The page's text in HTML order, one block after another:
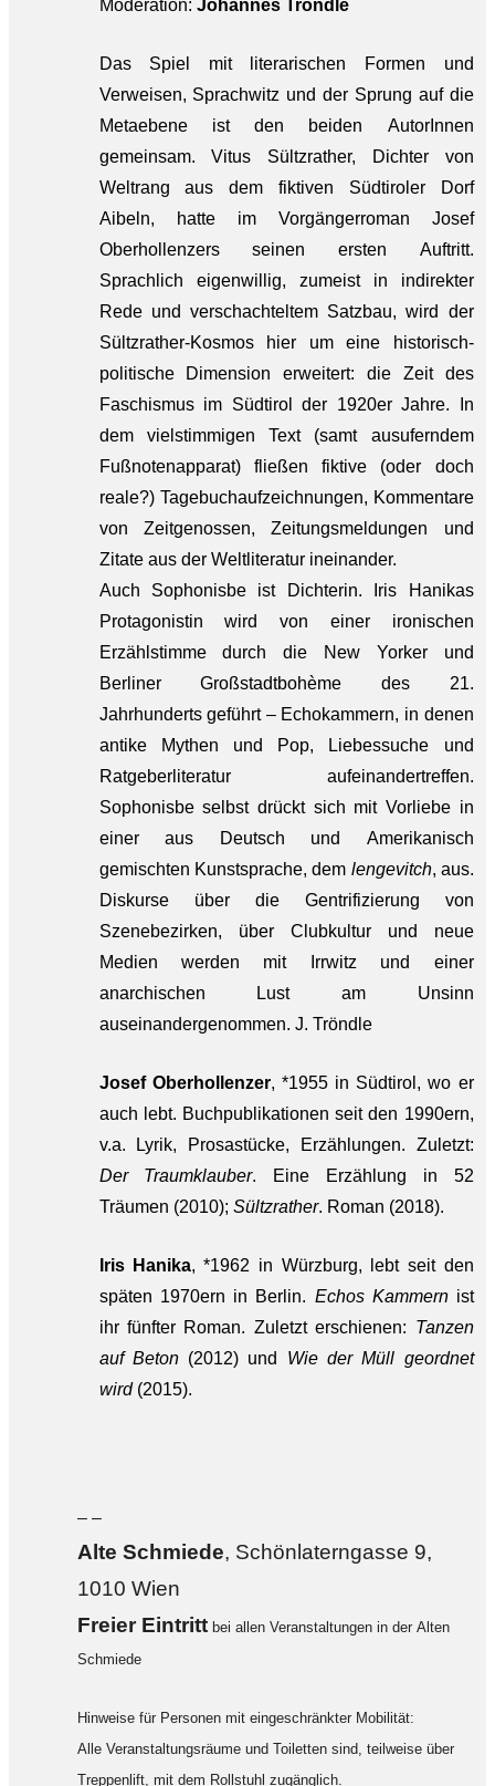
Moderation: Johannes Tröndle
Das Spiel mit literarischen Formen und
Verweisen, Sprachwitz und der Sprung auf die
Metaebene ist den beiden AutorInnen
gemeinsam. Vitus Sültzrather, Dichter von
Weltrang aus dem fiktiven Südtiroler Dorf
Aibeln, hatte im Vorgängerroman Josef
Oberhollenzers seinen ersten Auftritt.
Sprachlich eigenwillig, zumeist in indirekter
Rede und verschachteltem Satzbau, wird der
Sültzrather-Kosmos hier um eine historisch-
politische Dimension erweitert: die Zeit des
Faschismus im Südtirol der 1920er Jahre. In
dem vielstimmigen Text (samt ausuferndem
Fußnotenapparat) fließen fiktive (oder doch
reale?) Tagebuchaufzeichnungen, Kommentare
von Zeitgenossen, Zeitungsmeldungen und
Zitate aus der Weltliteratur ineinander.
Auch Sophonisbe ist Dichterin. Iris Hanikas
Protagonistin wird von einer ironischen
Erzählstimme durch die New Yorker und
Berliner Großstadtbohème des 21.
Jahrhunderts geführt – Echokammern, in denen
antike Mythen und Pop, Liebessuche und
Ratgeberliteratur aufeinandertreffen.
Sophonisbe selbst drückt sich mit Vorliebe in
einer aus Deutsch und Amerikanisch
gemischten Kunstsprache, dem lengevitch, aus.
Diskurse über die Gentrifizierung von
Szenebezirken, über Clubkultur und neue
Medien werden mit Irrwitz und einer
anarchischen Lust am Unsinn
auseinandergenommen. J. Tröndle
Josef Oberhollenzer, *1955 in Südtirol, wo er
auch lebt. Buchpublikationen seit den 1990ern,
v.a. Lyrik, Prosastücke, Erzählungen. Zuletzt:
Der Traumklauber. Eine Erzählung in 52
Träumen (2010); Sültzrather. Roman (2018).
Iris Hanika, *1962 in Würzburg, lebt seit den
späten 1970ern in Berlin. Echos Kammernist
ihr fünfter Roman. Zuletzt erschienen: Tanzen
auf Beton(2012) und Wie der Müll geordnet
wird(2015).
– –
Alte Schmiede, Schönlaterngasse 9,
1010 Wien
Freier Eintritt bei allen Veranstaltungen in der Alten
Schmiede
Hinweise für Personen mit eingeschränkter Mobilität:
Alle Veranstaltungsräume und Toiletten sind, teilweise über
Treppenlift, mit dem Rollstuhl zugänglich.